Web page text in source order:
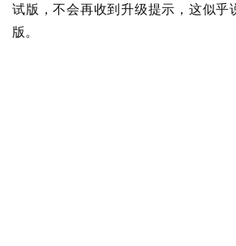
试版，不会再收到升级提示，这似乎
版。